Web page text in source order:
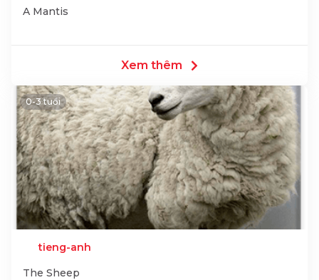
A Mantis
Xem thêm
0-3 tuổi
tieng-anh
The Sheep